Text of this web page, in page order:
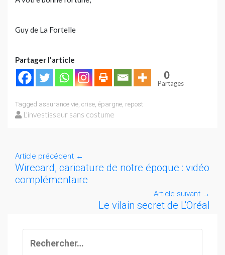
Guy de La Fortelle
Partager l'article
0
Partages
Tagged assurance vie, crise, épargne, repost
L'investisseur sans costume
Article précédent ←
Wirecard, caricature de notre époque : vidéo
complémentaire
Article suivant →
Le vilain secret de L'Oréal